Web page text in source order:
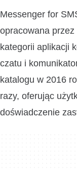
Messenger for
opracowana
kategorii aplikacji
czatu i
katalogu w 2016
razy, oferując
doświadczenie